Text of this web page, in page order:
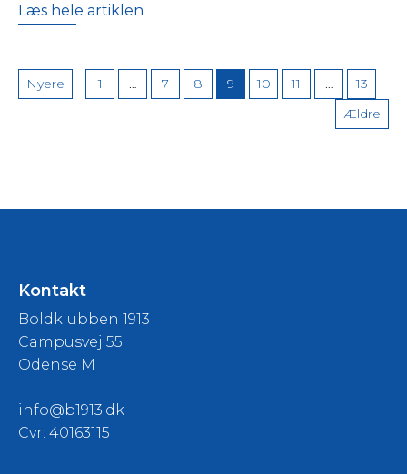
Læs hele artiklen
Indlægsinddeling
Nyere 1 … 7 8 9 10 11 …
13
Ældre
Kontakt
Boldklubben 1913
Campusvej 55
Odense M
info@b1913.dk
Cvr: 40163115